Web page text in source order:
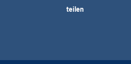
teilen